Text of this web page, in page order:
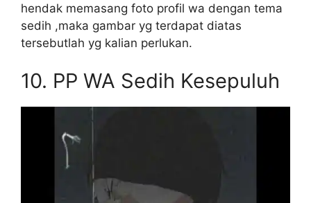
hendak memasang foto profil wa dengan tema
sedih ,maka gambar yg terdapat diatas
tersebutlah yg kalian perlukan.
10. PP WA Sedih Kesepuluh